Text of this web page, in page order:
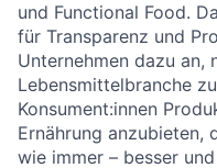
und Functional Food.
für Transparenz und
Unternehmen dazu an,
Lebensmittelbranche
Konsument:innen
Ernährung anzubieten,
wie immer – besser